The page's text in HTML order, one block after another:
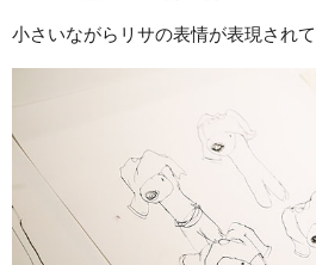
小さいながらリサの表情が表現されて